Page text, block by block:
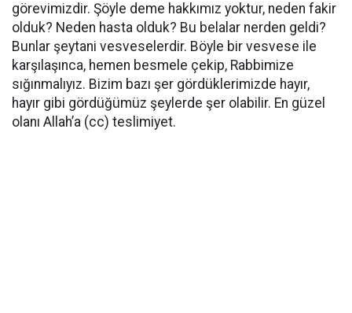
görevimizdir. Şöyle deme hakkımız yoktur, neden fakir
olduk? Neden hasta olduk? Bu belalar nerden geldi?
Bunlar şeytani vesveselerdir. Böyle bir vesvese ile
karşılaşınca, hemen besmele çekip, Rabbimize
sığınmalıyız. Bizim bazı şer gördüklerimizde hayır,
hayır gibi gördüğümüz şeylerde şer olabilir. En güzel
olanı Allah’a (cc) teslimiyet.